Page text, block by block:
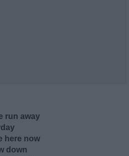
run away
here now
down